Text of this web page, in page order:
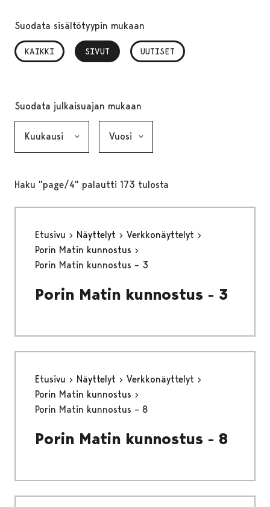
Suodata sisältötyypin mukaan
KAIKKI SIVUT
, VALITTU UUTISET
Suodata julkaisuajan mukaan
Haku "page/4" palautti 173 tulosta
Etusivu Näyttelyt
Verkkonäyttelyt
Porin Matin kunnostus
Porin Matin kunnostus – 3
Porin Matin kunnostus - 3
Etusivu Näyttelyt
Verkkonäyttelyt
Porin Matin kunnostus
Porin Matin kunnostus – 8
Porin Matin kunnostus - 8